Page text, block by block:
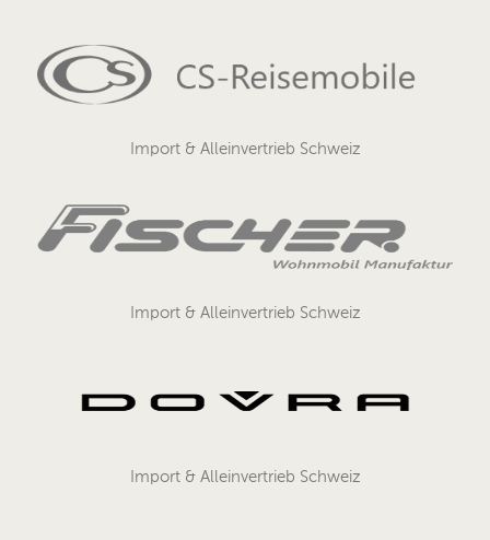
Import & Alleinvertrieb Schweiz
Import & Alleinvertrieb Schweiz
Import & Alleinvertrieb Schweiz